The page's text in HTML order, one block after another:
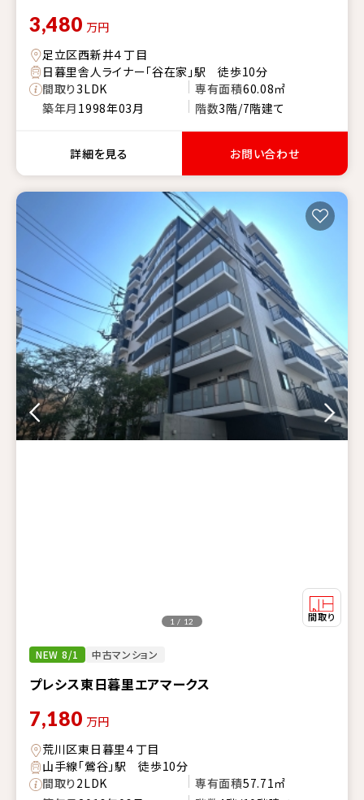
3,480 万円
足立区西新井４丁目
日暮里舎人ライナー「谷在家」駅 徒歩10分
間取り3LDK 専有面積60.08㎡
築年月 1998年03月 階数3階/7階建て
詳細を見る お問い合わせ
NEW 8/1 中古マンション
プレシス東日暮里エアマークス
1 / 12
7,180 万円
荒川区東日暮里４丁目
山手線「鶯谷」駅 徒歩10分
間取り2LDK 専有面積57.71㎡